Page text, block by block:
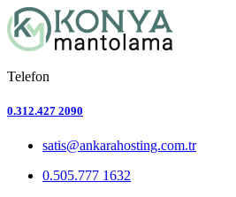
Telefon
0.312.427 2090
satis@ankarahosting.com.tr
0.505.777 1632